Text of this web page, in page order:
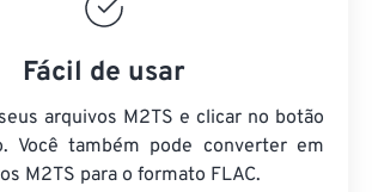
Fácil de usar
arquivos M2TS e clicar no botão
Você também pode converter em
M2TS para o formato FLAC.